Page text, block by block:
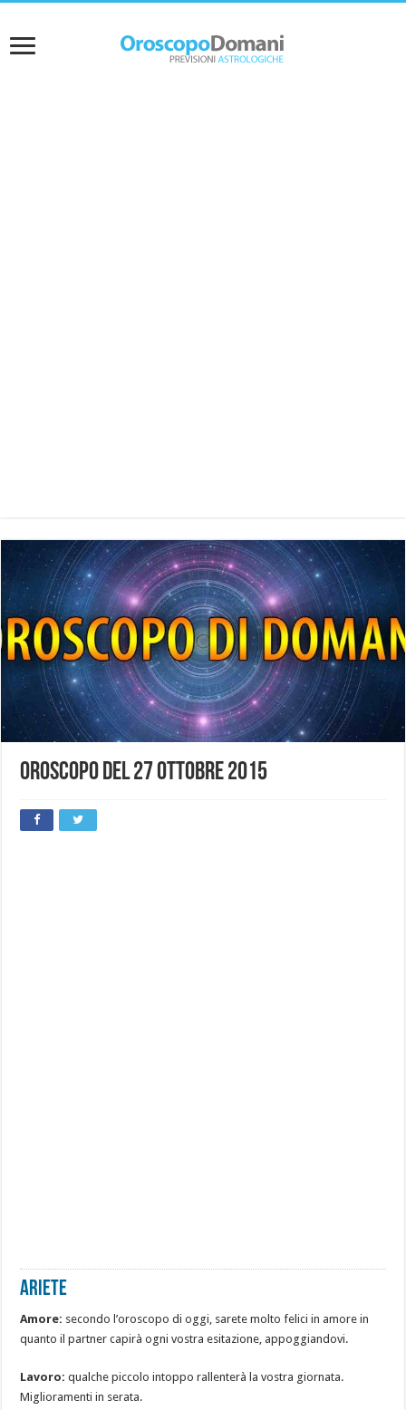
Oroscopo del 27 ottobre 2015
Ariete
Amore: secondo l’oroscopo di oggi, sarete molto felici in amore in
quanto il partner capirà ogni vostra esitazione, appoggiandovi.
Lavoro: qualche piccolo intoppo rallenterà la vostra giornata.
Miglioramenti in serata.